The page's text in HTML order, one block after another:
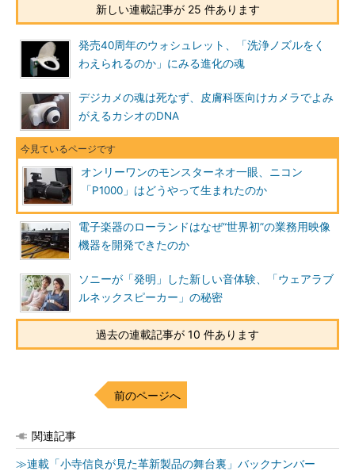
新しい連載記事が 25 件あります
発売40周年のウォシュレット、「洗浄ノズルをく
わえられるのか」にみる進化の魂
デジカメの魂は死なず、皮膚科医向けカメラでよみ
がえるカシオのDNA
オンリーワンのモンスターネオ一眼、ニコン
「P1000」はどうやって生まれたのか
電子楽器のローランドはなぜ“世界初”の業務用映像
機器を開発できたのか
ソニーが「発明」した新しい音体験、「ウェアラブ
ルネックスピーカー」の秘密
過去の連載記事が 10 件あります
前のページへ
関連記事
≫連載「小寺信良が見た革新製品の舞台裏」バックナンバー